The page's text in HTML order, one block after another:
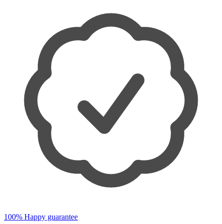
100% Happy guarantee